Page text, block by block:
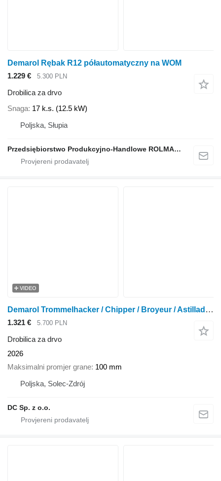
Demarol Rębak R12 półautomatyczny na WOM
1.229 €
5.300 PLN
Drobilica za drvo
Snaga 17 k.s. (12.5 kW)
Poljska, Słupia
Przedsiębiorstwo Produkcyjno-Handlowe ROLMAPOL Marcin Dziekan
VIDEO
Demarol Trommelhacker / Chipper / Broyeur / Astilladora / Cippatrice
1.321 € 5.700 PLN
Drobilica za drvo
2026
Maksimalni promjer grane 100 mm
Poljska, Solec-Zdrój
DC Sp. z o.o.